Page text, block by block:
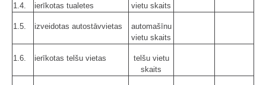
1.4. ierīkotas tualetes vietu skaits
1.5. izveidotas autostāvvietas
automašīnu
vietu skaits
1.6. ierīkotas telšu vietas
telšu vietu
skaits